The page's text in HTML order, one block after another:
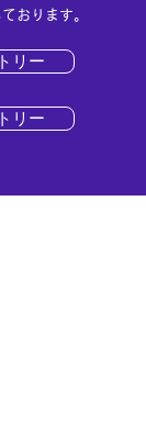
おります。
リー
リー